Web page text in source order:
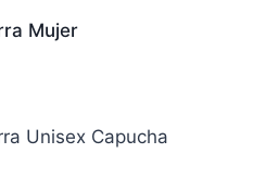
Mujer